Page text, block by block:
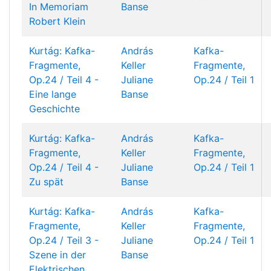
In Memoriam
Robert Klein
Banse
Kurtág: Kafka-
Fragmente,
Op.24 / Teil 4 -
Eine lange
Geschichte
András
Keller
Juliane
Banse
Kafka-
Fragmente,
Op.24 / Teil 1
Kurtág: Kafka-
Fragmente,
Op.24 / Teil 4 -
Zu spät
András
Keller
Juliane
Banse
Kafka-
Fragmente,
Op.24 / Teil 1
Kurtág: Kafka-
Fragmente,
Op.24 / Teil 3 -
Szene in der
András
Keller
Juliane
Banse
Kafka-
Fragmente,
Op.24 / Teil 1